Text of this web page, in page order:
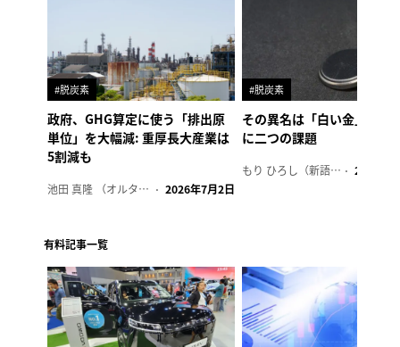
#脱炭素
政府、GHG算定に使う「排出原
単位」を大幅減: 重厚長大産業は
5割減も
池田 真隆 （オルタナ輪番編集長） 2026年7月2日
#脱炭素
その異名は「白い金」、リ
に二つの課題
もり ひろし（新語ウォッチャー） 2023年7
有料記事一覧